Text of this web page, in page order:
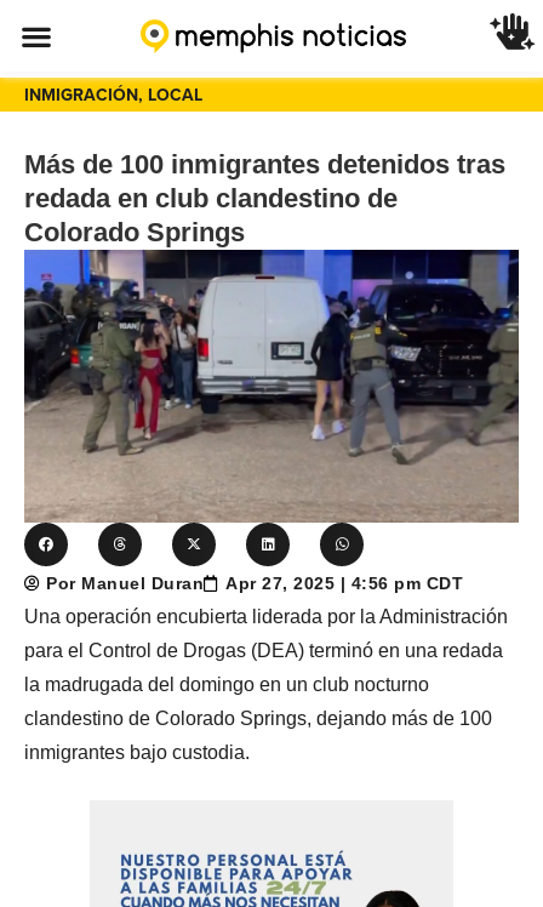
INMIGRACIÓN, LOCAL
Más de 100 inmigrantes detenidos tras
redada en club clandestino de
Colorado Springs
Por Manuel Duran Apr 27, 2025 | 4:56 pm CDT
Una operación encubierta liderada por la Administración
para el Control de Drogas (DEA) terminó en una redada
la madrugada del domingo en un club nocturno
clandestino de Colorado Springs, dejando más de 100
inmigrantes bajo custodia.